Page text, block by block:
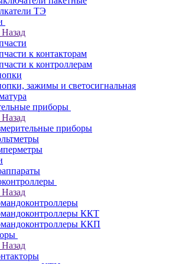
ТЭ
Назад
к контакторам
к контроллерам
зажимы и светосигнальная
приборы
Назад
приборы
Назад
ККТ
ККП
Назад